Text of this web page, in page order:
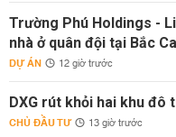
Trường Phú Holdings -
nhà ở quân đội tại Bắc
DỰ ÁN 12 giờ trước
DXG rút khỏi hai khu đô
CHỦ ĐẦU TƯ 13 giờ trước